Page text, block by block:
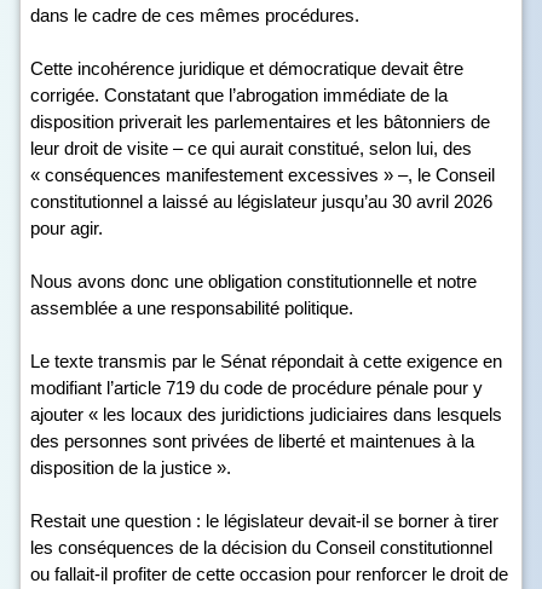
dans le cadre de ces mêmes procédures.
Cette incohérence juridique et démocratique devait être
corrigée. Constatant que l’abrogation immédiate de la
disposition priverait les parlementaires et les bâtonniers de
leur droit de visite – ce qui aurait constitué, selon lui, des
« conséquences manifestement excessives » –, le Conseil
constitutionnel a laissé au législateur jusqu’au 30 avril 2026
pour agir.
Nous avons donc une obligation constitutionnelle et notre
assemblée a une responsabilité politique.
Le texte transmis par le Sénat répondait à cette exigence en
modifiant l’article 719 du code de procédure pénale pour y
ajouter « les locaux des juridictions judiciaires dans lesquels
des personnes sont privées de liberté et maintenues à la
disposition de la justice ».
Restait une question : le législateur devait-il se borner à tirer
les conséquences de la décision du Conseil constitutionnel
ou fallait-il profiter de cette occasion pour renforcer le droit de